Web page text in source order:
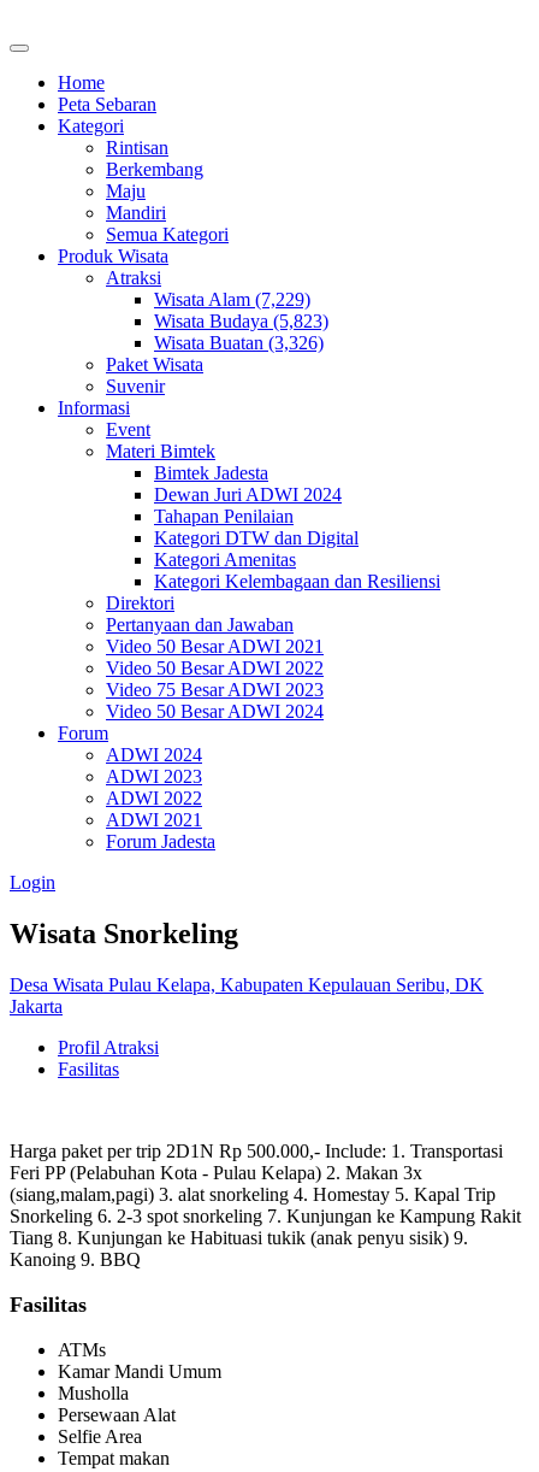
Home
Peta Sebaran
Kategori
Rintisan
Berkembang
Maju
Mandiri
Semua Kategori
Produk Wisata
Atraksi
Wisata Alam (7,229)
Wisata Budaya (5,823)
Wisata Buatan (3,326)
Paket Wisata
Suvenir
Informasi
Event
Materi Bimtek
Bimtek Jadesta
Dewan Juri ADWI 2024
Tahapan Penilaian
Kategori DTW dan Digital
Kategori Amenitas
Kategori Kelembagaan dan Resiliensi
Direktori
Pertanyaan dan Jawaban
Video 50 Besar ADWI 2021
Video 50 Besar ADWI 2022
Video 75 Besar ADWI 2023
Video 50 Besar ADWI 2024
Forum
ADWI 2024
ADWI 2023
ADWI 2022
ADWI 2021
Forum Jadesta
Login
Wisata Snorkeling
Desa Wisata Pulau Kelapa, Kabupaten Kepulauan Seribu, DK
Jakarta
Profil Atraksi
Fasilitas
Harga paket per trip 2D1N Rp 500.000,- Include: 1. Transportasi
Feri PP (Pelabuhan Kota - Pulau Kelapa) 2. Makan 3x
(siang,malam,pagi) 3. alat snorkeling 4. Homestay 5. Kapal Trip
Snorkeling 6. 2-3 spot snorkeling 7. Kunjungan ke Kampung Rakit
Tiang 8. Kunjungan ke Habituasi tukik (anak penyu sisik) 9.
Kanoing 9. BBQ
Fasilitas
ATMs
Kamar Mandi Umum
Musholla
Persewaan Alat
Selfie Area
Tempat makan